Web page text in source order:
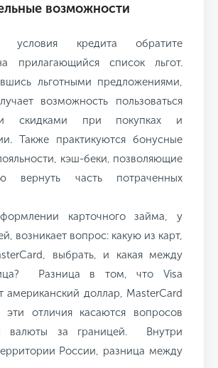
возможности
условия кредита обратите
прилагающийся список льгот.
льготными предложениями,
возможность пользоваться
скидками при покупках и
Также практикуются бонусные
кэш-беки, позволяющие
вернуть часть потраченных
карточного займа, у
возникает вопрос: какую из карт,
выбрать, и какая между
Разница в том, что Visa
американский доллар, MasterCard
отличия касаются вопросов
валюты за границей. Внутри
России, разница между